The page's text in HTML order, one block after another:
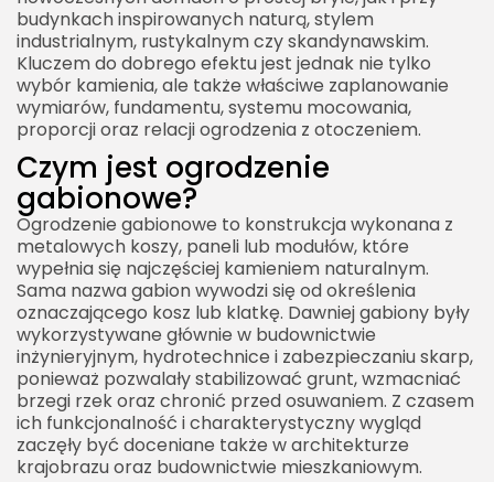
budynkach inspirowanych naturą, stylem
industrialnym, rustykalnym czy skandynawskim.
Kluczem do dobrego efektu jest jednak nie tylko
wybór kamienia, ale także właściwe zaplanowanie
wymiarów, fundamentu, systemu mocowania,
proporcji oraz relacji ogrodzenia z otoczeniem.
Czym jest ogrodzenie
gabionowe?
Ogrodzenie gabionowe to konstrukcja wykonana z
metalowych koszy, paneli lub modułów, które
wypełnia się najczęściej kamieniem naturalnym.
Sama nazwa gabion wywodzi się od określenia
oznaczającego kosz lub klatkę. Dawniej gabiony były
wykorzystywane głównie w budownictwie
inżynieryjnym, hydrotechnice i zabezpieczaniu skarp,
ponieważ pozwalały stabilizować grunt, wzmacniać
brzegi rzek oraz chronić przed osuwaniem. Z czasem
ich funkcjonalność i charakterystyczny wygląd
zaczęły być doceniane także w architekturze
krajobrazu oraz budownictwie mieszkaniowym.
Ogrodzenie gabionowe jako inwestycja na lata
Jak uniknąć efektu ciężkiego muru?
Ogrodzenie gabionowe w przestrzeni firmowej
Ogrodzenie gabionowe a ekologia
Czy warto wybrać ogrodzenie gabionowe?
Jak zaplanować ogrodzenie gabionowe krok po
kroku?
Ogrodzenie gabionowe jako element spójnej
aranżacji posesji
Ogrodzenie gabionowe jako wybór dla
wymagających inwestorów